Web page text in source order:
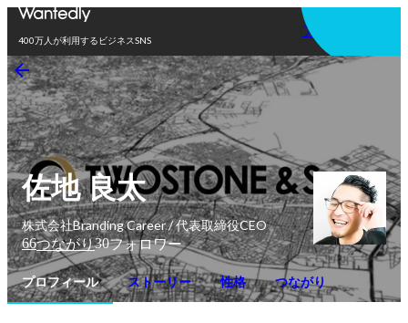
400万人が利用するビジネスSNS
アプリを使う
佐地 良太
株式会社Branding Career / 代表取締役CEO
66つながり30フォロワー
プロフィール ストーリー 性格 つながり